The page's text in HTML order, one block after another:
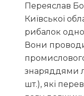
Переяслав
Київської
рибалок
Вони
знаряддями
шт.), які